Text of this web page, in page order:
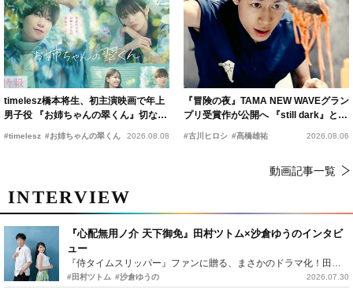
timelesz橋本将生、初主演映画で年上
男子役 『お姉ちゃんの翠くん』切ない
#timelesz #お姉ちゃんの翠くん 2026.08.08
『冒険の夜』TAMA NEW WAVEグラン
プリ受賞作が公開へ 『still dark』と同
#古川ヒロシ #髙橋雄祐 2026.08.06
動画記事一覧
INTERVIEW
『心配無用ノ介 天下御免』田村ツトム×沙倉ゆうのインタビ
ュー
『侍タイムスリッパー』ファンに贈る、まさかのドラマ化！田村ツトム×沙倉ゆうのが語る『心配無用ノ介』撮影秘話
#田村ツトム #沙倉ゆうの 2026.07.30